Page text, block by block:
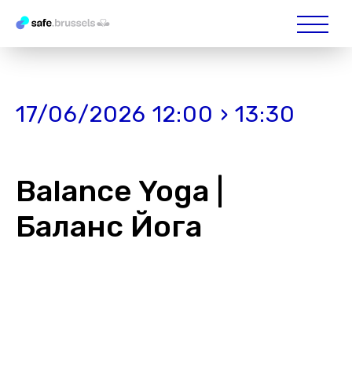
17/06/2026 12:00 › 13:30
Balance Yoga |
Баланс Йога